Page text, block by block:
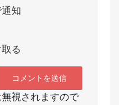
知
る
視されますので